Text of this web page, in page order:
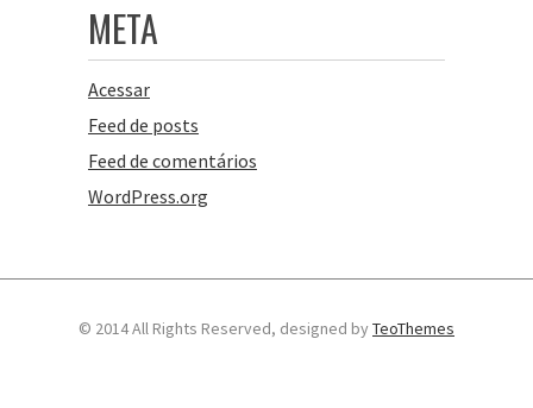
META
Acessar
Feed de posts
Feed de comentários
WordPress.org
© 2014 All Rights Reserved, designed byTeoThemes